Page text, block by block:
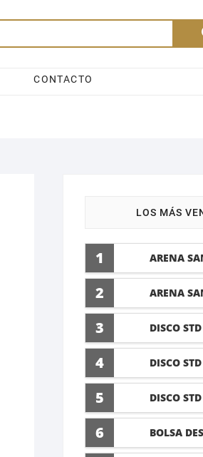
CONTACTO
LOS MÁS
1 ARENA
GATO
2 ARENA
5 LT
3 DISCO
4 DISCO
5 DISCO
6 BOLSA